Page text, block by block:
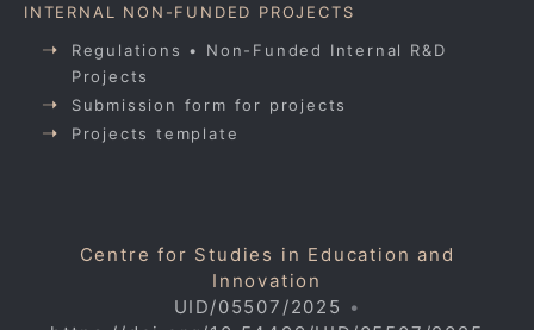
INTERNAL NON-FUNDED PROJECTS
Regulations • Non-Funded Internal R&D
Projects
Submission form for projects
Projects template
Centre for Studies in Education and
Innovation
UID/05507/2025 •